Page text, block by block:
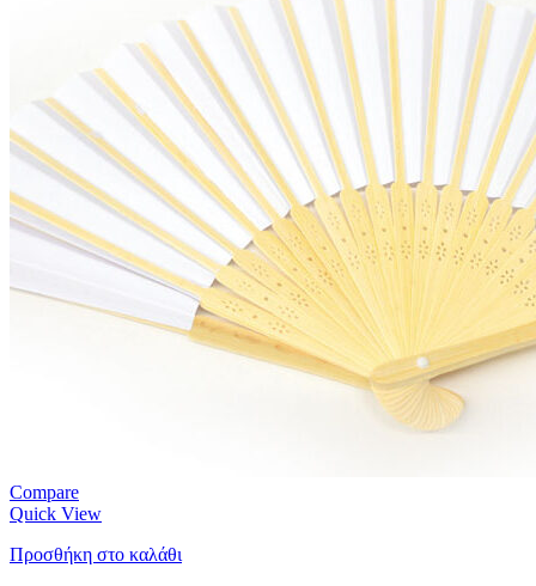
Compare
Quick View
Προσθήκη στο καλάθι